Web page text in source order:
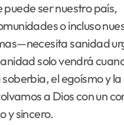
ser nuestro país,
o incluso
sanidad
solo vendrá
el egoísmo y la
a Dios con un
y sincero.